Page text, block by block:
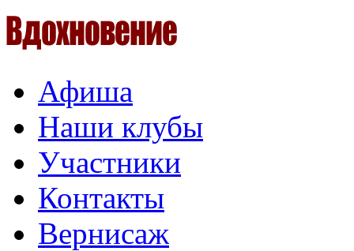
Афиша
Наши клубы
Участники
Контакты
Вернисаж